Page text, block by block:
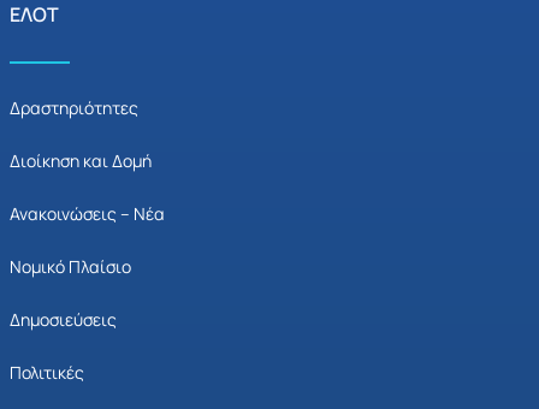
ΕΛΟΤ
Δραστηριότητες
Διοίκηση και Δομή
Ανακοινώσεις – Νέα
Νομικό Πλαίσιο
Δημοσιεύσεις
Πολιτικές